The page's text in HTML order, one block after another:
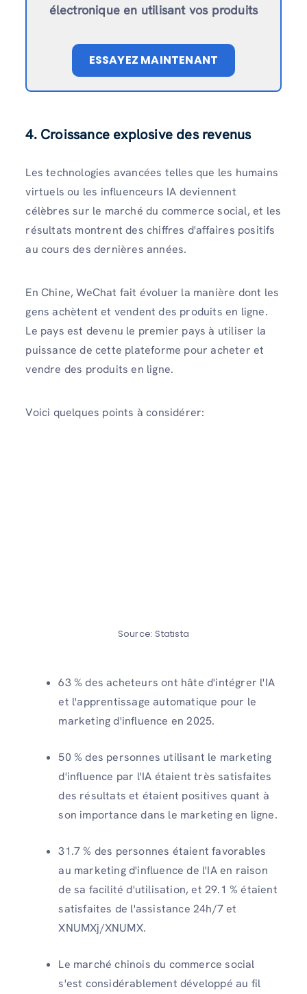
électronique en utilisant vos produits
ESSAYEZ MAINTENANT
4. Croissance explosive des revenus
Les technologies avancées telles que les humains
virtuels ou les influenceurs IA deviennent
célèbres sur le marché du commerce social, et les
résultats montrent des chiffres d'affaires positifs
au cours des dernières années.
En Chine, WeChat fait évoluer la manière dont les
gens achètent et vendent des produits en ligne.
Le pays est devenu le premier pays à utiliser la
puissance de cette plateforme pour acheter et
vendre des produits en ligne.
Voici quelques points à considérer:
Source: Statista
63 % des acheteurs ont hâte d'intégrer l'IA
et l'apprentissage automatique pour le
marketing d'influence en 2025.
50 % des personnes utilisant le marketing
d'influence par l'IA étaient très satisfaites
des résultats et étaient positives quant à
son importance dans le marketing en ligne.
31.7 % des personnes étaient favorables
au marketing d'influence de l'IA en raison
de sa facilité d'utilisation, et 29.1 % étaient
satisfaites de l'assistance 24h/7 et
XNUMXj/XNUMX.
Le marché chinois du commerce social
s'est considérablement développé au fil